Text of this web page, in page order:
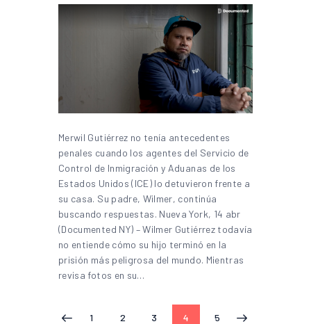
Merwil Gutiérrez no tenía antecedentes
penales cuando los agentes del Servicio de
Control de Inmigración y Aduanas de los
Estados Unidos (ICE) lo detuvieron frente a
su casa. Su padre, Wilmer, continúa
buscando respuestas. Nueva York, 14 abr
(Documented NY) – Wilmer Gutiérrez todavía
no entiende cómo su hijo terminó en la
prisión más peligrosa del mundo. Mientras
revisa fotos en su…
1 2 3 4 5